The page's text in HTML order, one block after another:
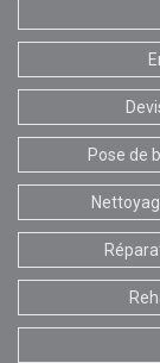
Pose de